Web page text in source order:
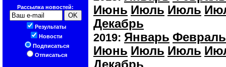
Рассылка новостей:
Результаты
Новости
Подписаться
Отписаться
Июнь Июль Июль
Декабрь
2019: Январь Февраль
Июнь Июль Июль